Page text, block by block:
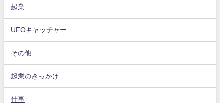
起業
UFOキャッチャー
その他
起業のきっかけ
仕事